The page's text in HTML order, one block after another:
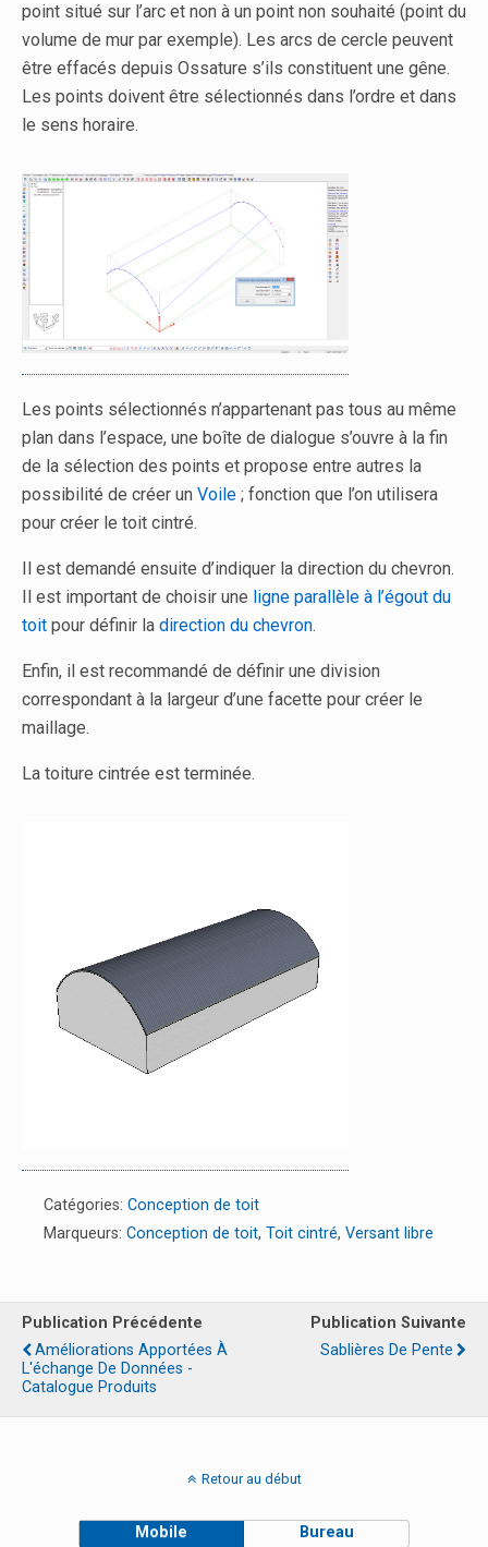
point situé sur l’arc et non à un point non souhaité (point du
volume de mur par exemple). Les arcs de cercle peuvent
être effacés depuis Ossature s’ils constituent une gêne.
Les points doivent être sélectionnés dans l’ordre et dans
le sens horaire.
Les points sélectionnés n’appartenant pas tous au même
plan dans l’espace, une boîte de dialogue s’ouvre à la fin
de la sélection des points et propose entre autres la
possibilité de créer un Voile ; fonction que l’on utilisera
pour créer le toit cintré.
Il est demandé ensuite d’indiquer la direction du chevron.
Il est important de choisir une ligne parallèle à l’égout du
toit pour définir la direction du chevron.
Enfin, il est recommandé de définir une division
correspondant à la largeur d’une facette pour créer le
maillage.
La toiture cintrée est terminée.
Catégories: Conception de toit
Marqueurs: Conception de toit, Toit cintré, Versant libre
Publication Précédente
Améliorations Apportées À
L'échange De Données -
Catalogue Produits
Publication Suivante
Sablières De Pente
Retour au début
Mobile Bureau